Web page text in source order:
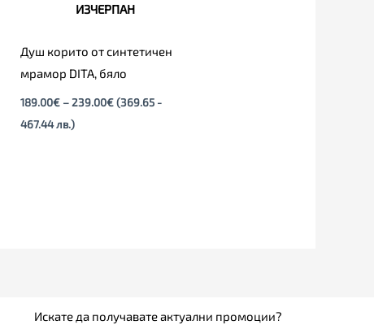
ИЗЧЕРПАН
Душ корито от синтетичен
мрамор DITA, бяло
189.00€ – 239.00€ (369.65 -
467.44 лв.)
Искате да получавате актуални промоции?